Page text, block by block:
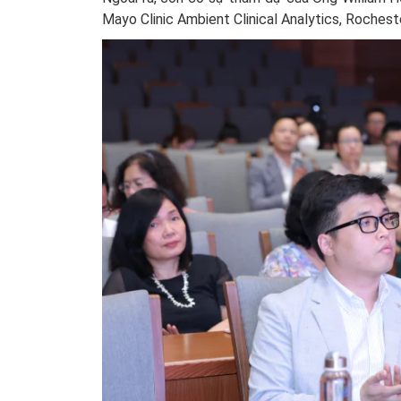
Mayo Clinic Ambient Clinical Analytics,